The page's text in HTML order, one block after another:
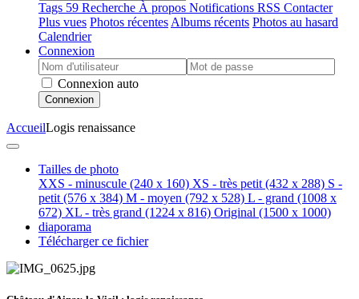
Tags 59 Recherche À propos Notifications RSS Contacter
Plus vues Photos récentes Albums récents Photos au hasard
Calendrier
Connexion
Connexion auto
Connexion
AccueilLogis renaissance
Tailles de photo
XXS - minuscule (240 x 160) XS - très petit (432 x 288) S -
petit (576 x 384) M - moyen (792 x 528) L - grand (1008 x
672) XL - très grand (1224 x 816) Original (1500 x 1000)
diaporama
Télécharger ce fichier